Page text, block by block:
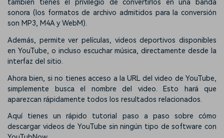
también tienes el privilegio de convertirlos en una banda
sonora (los formatos de archivo admitidos para la conversión
son MP3, M4A y WebM).
Además, permite ver películas, videos deportivos disponibles
en YouTube, o incluso escuchar música, directamente desde la
interfaz del sitio.
Ahora bien, si no tienes acceso a la URL del video de YouTube,
simplemente busca el nombre del video. Esto hará que
aparezcan rápidamente todos los resultados relacionados.
Aquí tienes un rápido tutorial paso a paso sobre cómo
descargar videos de YouTube sin ningún tipo de software con